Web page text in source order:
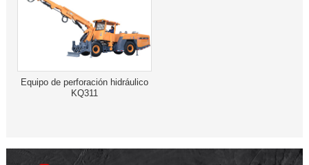
Equipo de perforación hidráulico
KQ311